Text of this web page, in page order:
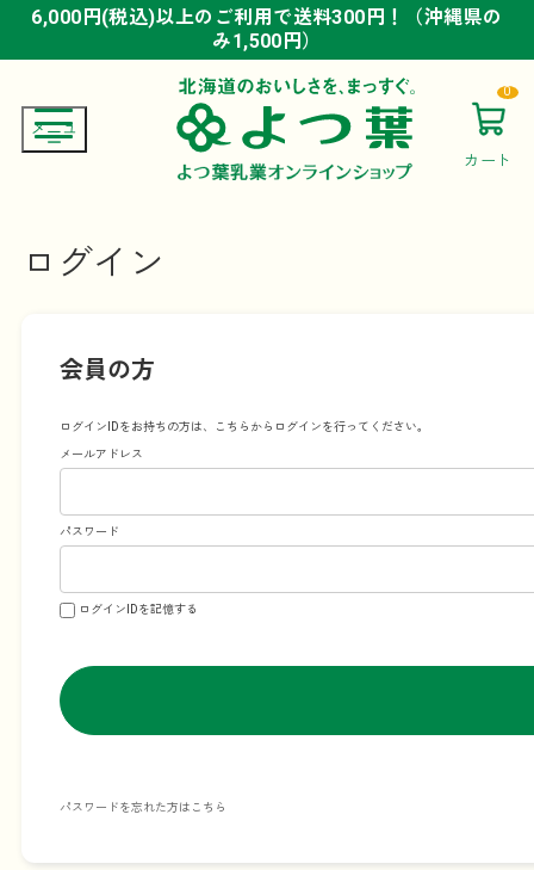
6,000円(税込)以上のご利用で送料300円！（沖縄県の
み1,500円）
6,000円(税込)以上のご利用で送料300円！（沖縄県の
み1,500円）
6,000円(税込)以上のご利用で送料300円！（沖縄県の
み1,500円）
カート
0
ログイン
会員の方
ログインIDをお持ちの方は、こちらからログインを行ってください。
メールアドレス
パスワード
ログインIDを記憶する
パスワードを忘れた方はこちら